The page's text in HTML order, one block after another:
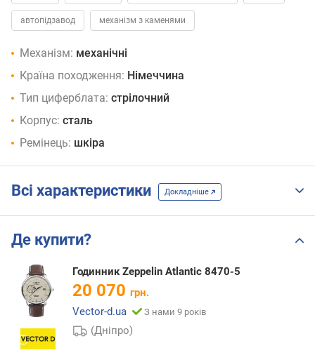
автопідзавод механізм з каменями
Механізм: механічні
Країна походження: Німеччина
Тип циферблата: стрілочний
Корпус: сталь
Ремінець: шкіра
Всі характеристики Докладніше
Де купити?
Годинник Zeppelin Atlantic 8470-5
20 070 грн.
Vector-d.ua
З нами 9 років
(Дніпро)